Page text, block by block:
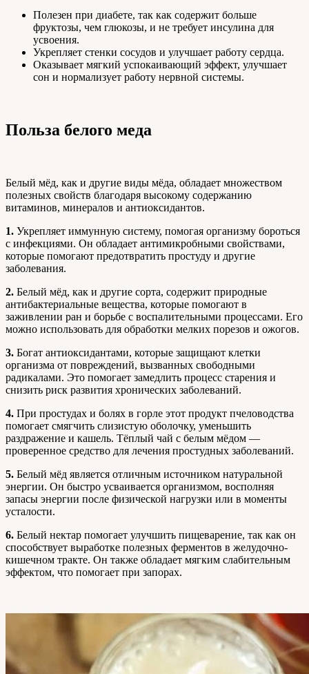
Полезен при диабете, так как содержит больше
фруктозы, чем глюкозы, и не требует инсулина для
усвоения.
Укрепляет стенки сосудов и улучшает работу сердца.
Оказывает мягкий успокаивающий эффект, улучшает
сон и нормализует работу нервной системы.
Польза белого меда
Белый мёд, как и другие виды мёда, обладает множеством
полезных свойств благодаря высокому содержанию
витаминов, минералов и антиоксидантов.
1. Укрепляет иммунную систему, помогая организму бороться
с инфекциями. Он обладает антимикробными свойствами,
которые помогают предотвратить простуду и другие
заболевания.
2. Белый мёд, как и другие сорта, содержит природные
антибактериальные вещества, которые помогают в
заживлении ран и борьбе с воспалительными процессами. Его
можно использовать для обработки мелких порезов и ожогов.
3. Богат антиоксидантами, которые защищают клетки
организма от повреждений, вызванных свободными
радикалами. Это помогает замедлить процесс старения и
снизить риск развития хронических заболеваний.
4. При простудах и болях в горле этот продукт пчеловодства
помогает смягчить слизистую оболочку, уменьшить
раздражение и кашель. Тёплый чай с белым мёдом —
проверенное средство для лечения простудных заболеваний.
5. Белый мёд является отличным источником натуральной
энергии. Он быстро усваивается организмом, восполняя
запасы энергии после физической нагрузки или в моменты
усталости.
6. Белый нектар помогает улучшить пищеварение, так как он
способствует выработке полезных ферментов в желудочно-
кишечном тракте. Он также обладает мягким слабительным
эффектом, что помогает при запорах.